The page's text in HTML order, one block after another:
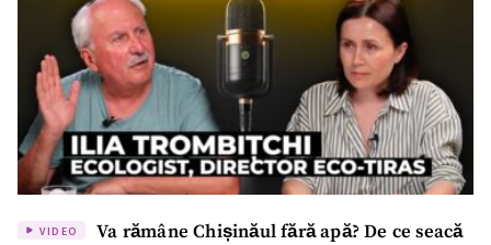
VIDEO
Va rămâne Chișinăul fără apă? De ce seacă